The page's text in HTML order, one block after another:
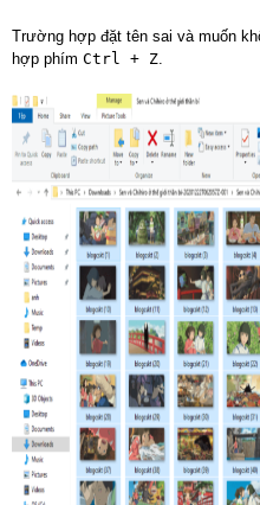
Trường hợp đặt tên sai và muốn
hợp phím Ctrl + Z